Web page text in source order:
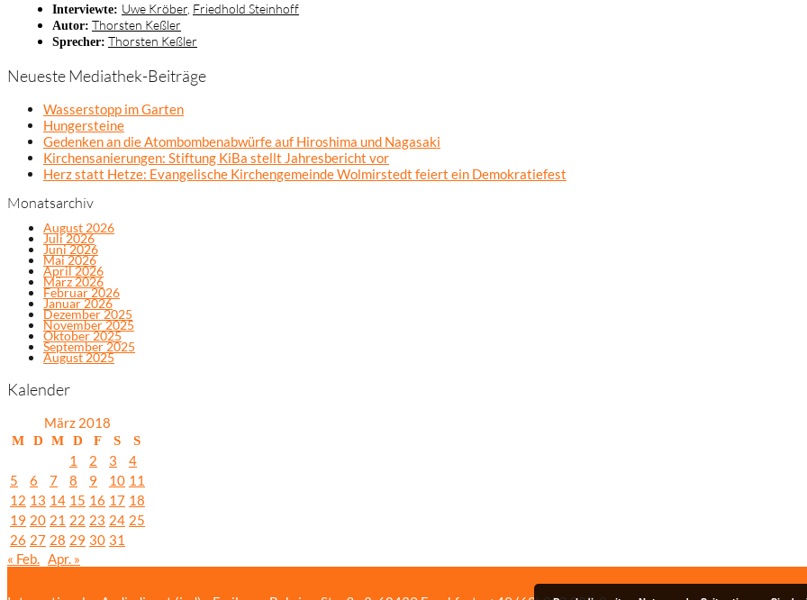
Interviewte: Uwe Kröber Friedhold Steinhoff
Autor: Thorsten Keßler
Sprecher: Thorsten Keßler
Neueste Mediathek-Beiträge
Wasserstopp im Garten
Hungersteine
Gedenken an die Atombombenabwürfe auf Hiroshima und Nagasaki
Kirchensanierungen: Stiftung KiBa stellt Jahresbericht vor
Herz statt Hetze: Evangelische Kirchengemeinde Wolmirstedt feiert ein Demokratiefest
Monatsarchiv
August 2026
Juli 2026
Juni 2026
Mai 2026
April 2026
März 2026
Februar 2026
Januar 2026
Dezember 2025
November 2025
Oktober 2025
September 2025
August 2025
Kalender
März 2018
M D M D F S S
1 2 3
4
5
6 7 8 9 10 11
12 13 14 15 16 17 18
19 20 21 22 23 24 25
26 27 28 29 30 31
« Feb. Apr. »